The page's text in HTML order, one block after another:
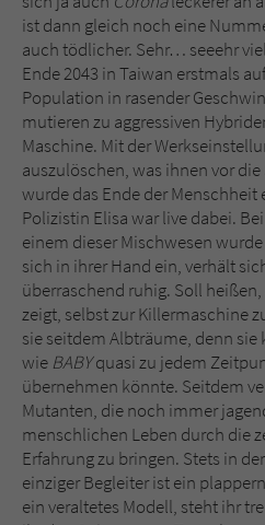
ist dann gleich noch eine
auch tödlicher. Sehr… seeehr
Ende 2043 in Taiwan erstmals
Population in rasender
mutieren zu aggressiven
Maschine. Mit der
auszulöschen, was ihnen vor
wurde das Ende der
Polizistin Elisa war live dabei.
einem dieser Mischwesen
sich in ihrer Hand ein, verhält
überraschend ruhig. Soll
zeigt, selbst zur Killermaschine
sie seitdem Albträume, denn
wie BABYquasi zu jedem
übernehmen könnte. Seitdem
Mutanten, die noch immer
menschlichen Leben durch die
Erfahrung zu bringen. Stets in
einziger Begleiter ist ein
ein veraltetes Modell, steht ihr
Sicherheitscode
überprüfen.